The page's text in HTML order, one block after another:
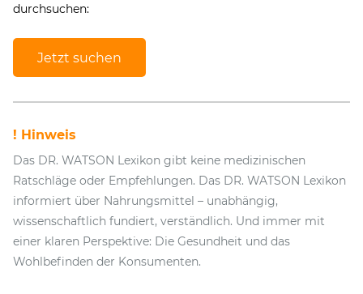
durchsuchen:
Jetzt suchen
! Hinweis
Das DR. WATSON Lexikon gibt keine medizinischen
Ratschläge oder Empfehlungen. Das DR. WATSON Lexikon
informiert über Nahrungsmittel – unabhängig,
wissenschaftlich fundiert, verständlich. Und immer mit
einer klaren Perspektive: Die Gesundheit und das
Wohlbefinden der Konsumenten.